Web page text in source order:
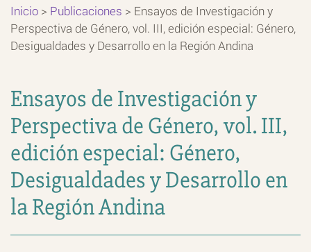
Inicio > Publicaciones > Ensayos de Investigación y
Perspectiva de Género, vol. III, edición especial: Género,
Desigualdades y Desarrollo en la Región Andina
Ensayos de Investigación y
Perspectiva de Género, vol. III,
edición especial: Género,
Desigualdades y Desarrollo en
la Región Andina